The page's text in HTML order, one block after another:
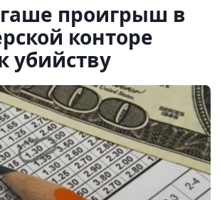
проигрыш в
конторе
убийству